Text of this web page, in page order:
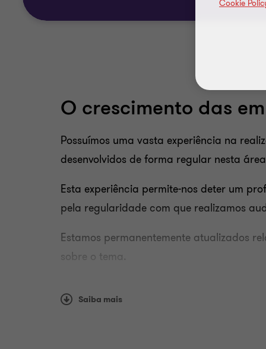
O crescimento das
Possuímos uma vasta experiência na
desenvolvidos de forma regular nesta
Esta experiência permite-nos deter um
pela regularidade com que realizamos
Estamos permanentemente atualizados
sobre o tema.
outras firmas membro da rede da Grant
Saiba mais
Cookie